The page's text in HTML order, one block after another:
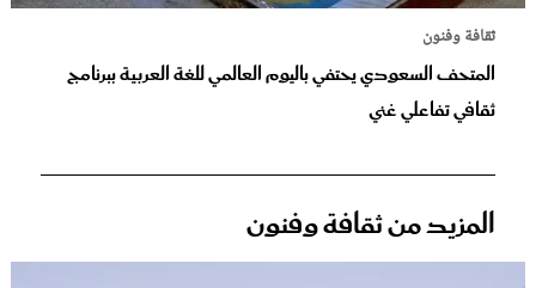
ثقافة وفنون
المتحف السعودي يحتفي باليوم العالمي للغة العربية ببرنامج
ثقافي تفاعلي غني
المزيد من ثقافة وفنون